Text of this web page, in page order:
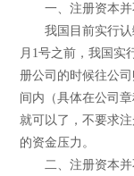
一、注册资本并
我国目前实行认
月1号之前，我国实
册公司的时候往公
间内（具体在公司
就可以了，不要求
的资金压力。
二、注册资本并